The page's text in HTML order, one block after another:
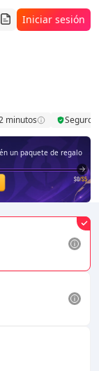
Iniciar sesión
minutos Seguro
un paquete de regalo
$0/$5